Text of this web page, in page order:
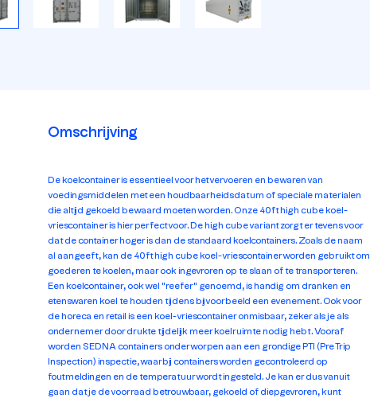
Omschrijving
De koelcontainer is essentieel voor het vervoeren en bewaren van
voedingsmiddelen met een houdbaarheidsdatum of speciale materialen
die altijd gekoeld bewaard moeten worden. Onze 40ft high cube koel-
vriescontainer is hier perfect voor. De high cube variant zorgt er tevens voor
dat de container hoger is dan de standaard koelcontainers. Zoals de naam
al aangeeft, kan de 40ft high cube koel-vriescontainer worden gebruikt om
goederen te koelen, maar ook ingevroren op te slaan of te transporteren.
Een koelcontainer, ook wel "reefer" genoemd, is handig om dranken en
etenswaren koel te houden tijdens bijvoorbeeld een evenement. Ook voor
de horeca en retail is een koel-vriescontainer onmisbaar, zeker als je als
ondernemer door drukte tijdelijk meer koelruimte nodig hebt. Vooraf
worden SEDNA containers onderworpen aan een grondige PTI (Pre Trip
Inspection) inspectie, waarbij containers worden gecontroleerd op
foutmeldingen en de temperatuur wordt ingesteld. Je kan er dus vanuit
gaan dat je de voorraad betrouwbaar, gekoeld of diepgevroren, kunt